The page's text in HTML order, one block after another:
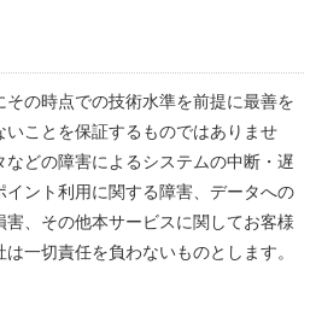
の時点での技術水準を前提に最善を
ことを保証するものではありませ
どの障害によるシステムの中断・遅
ント利用に関する障害、データへの
、その他本サービスに関してお客様
一切責任を負わないものとします。